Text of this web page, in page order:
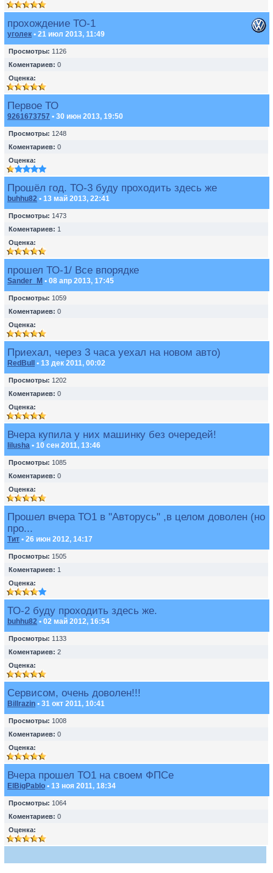
прохождение ТО-1
уголек • 21 июл 2013, 11:49
Просмотры: 1126
Коментариев: 0
Оценка:
Первое ТО
9261673757 • 30 июн 2013, 19:50
Просмотры: 1248
Коментариев: 0
Оценка:
Прошёл год. ТО-3 буду проходить здесь же
buhhu82 • 13 май 2013, 22:41
Просмотры: 1473
Коментариев: 1
Оценка:
прошел ТО-1/ Все впорядке
Sander_M • 08 апр 2013, 17:45
Просмотры: 1059
Коментариев: 0
Оценка:
Приехал, через 3 часа уехал на новом авто)
RedBull • 13 дек 2011, 00:02
Просмотры: 1202
Коментариев: 0
Оценка:
Вчера купила у них машинку без очередей!
lilusha • 10 сен 2011, 13:46
Просмотры: 1085
Коментариев: 0
Оценка:
Прошел вчера ТО1 в "Авторусь" ,в целом доволен (но
про...
Тит • 26 июн 2012, 14:17
Просмотры: 1505
Коментариев: 1
Оценка:
ТО-2 буду проходить здесь же.
buhhu82 • 02 май 2012, 16:54
Просмотры: 1133
Коментариев: 2
Оценка:
Сервисом, очень доволен!!!
Billrazin • 31 окт 2011, 10:41
Просмотры: 1008
Коментариев: 0
Оценка:
Вчера прошел ТО1 на своем ФПСе
ElBigPablo • 13 ноя 2011, 18:34
Просмотры: 1064
Коментариев: 0
Оценка: